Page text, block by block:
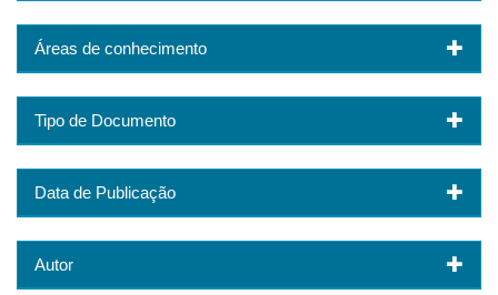
Áreas de conhecimento
Tipo de Documento
Data de Publicação
Autor